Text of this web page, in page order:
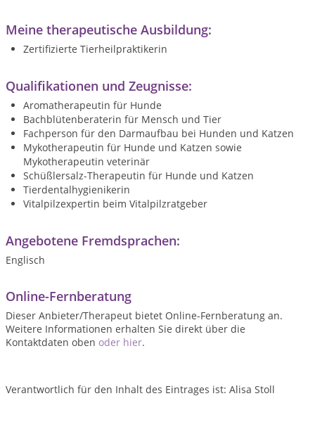
Meine therapeutische Ausbildung:
Zertifizierte Tierheilpraktikerin
Qualifikationen und Zeugnisse:
Aromatherapeutin für Hunde
Bachblütenberaterin für Mensch und Tier
Fachperson für den Darmaufbau bei Hunden und Katzen
Mykotherapeutin für Hunde und Katzen sowie
Mykotherapeutin veterinär
Schüßlersalz-Therapeutin für Hunde und Katzen
Tierdentalhygienikerin
Vitalpilzexpertin beim Vitalpilzratgeber
Angebotene Fremdsprachen:
Englisch
Online-Fernberatung
Dieser Anbieter/Therapeut bietet Online-Fernberatung an.
Weitere Informationen erhalten Sie direkt über die
Kontaktdaten oben oder hier.
Verantwortlich für den Inhalt des Eintrages ist: Alisa Stoll